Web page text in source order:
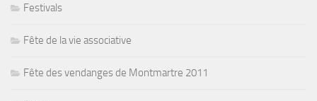
Festivals
Fête de la vie associative
Fête des vendanges de Montmartre 2011